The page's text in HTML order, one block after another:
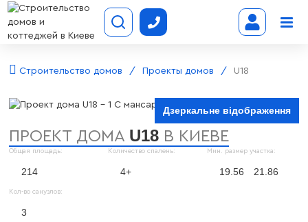
Строительство домов Проекты домов U18
Дзеркальне відображення
ПРОЕКТ ДОМА U18 В КИЕВЕ
Общая площадь:
214
Количество спалень:
4+
Мин. размер участка:
19.56 21.86
Кол-во санузлов:
3